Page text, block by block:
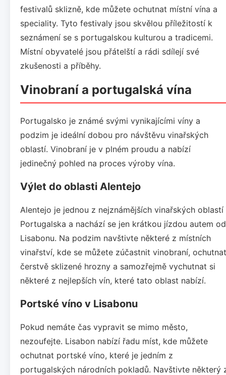
festivalů sklizně, kde můžete ochutnat místní vína a
speciality. Tyto festivaly jsou skvělou příležitostí k
seznámení se s portugalskou kulturou a tradicemi.
Místní obyvatelé jsou přátelští a rádi sdílejí své
zkušenosti a příběhy.
Vinobraní a portugalská vína
Portugalsko je známé svými vynikajícími víny a
podzim je ideální dobou pro návštěvu vinařských
oblastí. Vinobraní je v plném proudu a nabízí
jedinečný pohled na proces výroby vína.
Výlet do oblasti Alentejo
Alentejo je jednou z nejznámějších vinařských oblastí
Portugalska a nachází se jen krátkou jízdou autem od
Lisabonu. Na podzim navštivte některé z místních
vinařství, kde se můžete zúčastnit vinobraní, ochutnat
čerstvě sklizené hrozny a samozřejmě vychutnat si
některé z nejlepších vín, které tato oblast nabízí.
Portské víno v Lisabonu
Pokud nemáte čas vypravit se mimo město,
nezoufejte. Lisabon nabízí řadu míst, kde můžete
ochutnat portské víno, které je jedním z
portugalských národních pokladů. Navštivte některý